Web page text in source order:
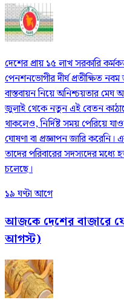
দেশের প্রায় ১৫ লাখ সরকারি
পেনশনভোগীর দীর্ঘ প্রতীক্ষিত
বাস্তবায়ন নিয়ে অনিশ্চয়তার
জুলাই থেকে নতুন এই বেতন
থাকলেও, নির্দিষ্ট সময় পেরিয়ে
ঘোষণা বা প্রজ্ঞাপন জারি
তাদের পরিবারের সদস্যদের মধ্যে
চলেছে।
১৯ ঘণ্টা আগে
আজকে দেশের বাজারে যে
আগস্ট)